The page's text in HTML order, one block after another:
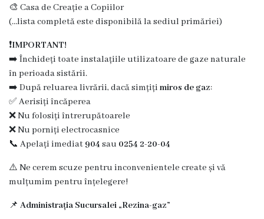
Grădinița
nr.2
,,Andrieș”
Grădinița
nr.5
,,Bucuria”
Grădinița
nr.6
,,Cocoșelul
🎨 Casa de Creație a Copiilor
(…lista completă este disponibilă la sediul primăriei)
❗IMPORTANT!
➡️ Închideți toate instalațiile utilizatoare de gaze naturale
în perioada sistării.
➡️ După reluarea livrării, dacă simțiți miros de gaz:
✅ Aerisiți încăperea
❌ Nu folosiți întrerupătoarele
❌ Nu porniți electrocasnice
📞 Apelați imediat 904sau 0254 2-20-04
⚠️ Ne cerem scuze pentru inconvenientele create și vă
mulțumim pentru înțelegere!
📌 Administrația Sucursalei „Rezina-gaz”